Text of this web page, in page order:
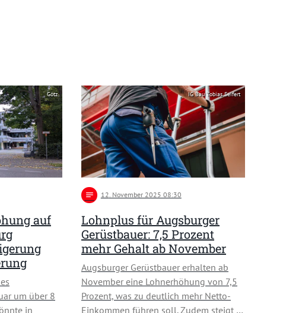
Götz
auf
um über 8
in
IG Bau Tobias Seifert
notes 12. November 2025 08:30
Lohnplus für Augsburger
Gerüstbauer: 7,5 Prozent
mehr Gehalt ab November
Augsburger Gerüstbauer erhalten ab
November eine Lohnerhöhung von 7,5
Prozent, was zu deutlich mehr Netto-
Einkommen führen soll. Zudem steigt …